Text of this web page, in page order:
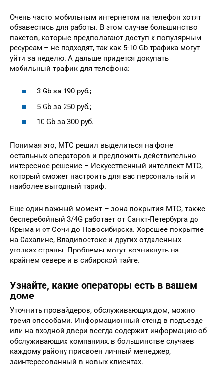
Очень часто мобильным интернетом на телефон хотят
обзавестись для работы. В этом случае большинство
пакетов, которые предполагают доступ к популярным
ресурсам – не подходят, так как 5-10 Gb трафика могут
уйти за неделю. А дальше придется докупать
мобильный трафик для телефона:
3 Gb за 190 руб.;
5 Gb за 250 руб.;
10 Gb за 300 руб.
Понимая это, МТС решил выделиться на фоне
остальных операторов и предложить действительно
интересное решение – Искусственный интеллект МТС,
который сможет настроить для вас персональный и
наиболее выгодный тариф.
Еще один важный момент – зона покрытия МТС, также
бесперебойный 3/4G работает от Санкт-Петербурга до
Крыма и от Сочи до Новосибирска. Хорошее покрытие
на Сахалине, Владивостоке и других отдаленных
уголках страны. Проблемы могут возникнуть на
крайнем севере и в сибирской тайге.
Узнайте, какие операторы есть в вашем
доме
Уточнить провайдеров, обслуживающих дом, можно
тремя способами. Информационный стенд в подъезде
или на входной двери всегда содержит информацию об
обслуживающих компаниях, в большинстве случаев
каждому району присвоен личный менеджер,
заинтересованный в новых клиентах.